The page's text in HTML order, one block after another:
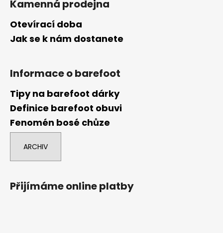
Kamenná prodejna
Otevírací doba
Jak se k nám dostanete
Informace o barefoot
Tipy na barefoot dárky
Definice barefoot obuvi
Fenomén bosé chůze
ARCHIV
Přijímáme online platby